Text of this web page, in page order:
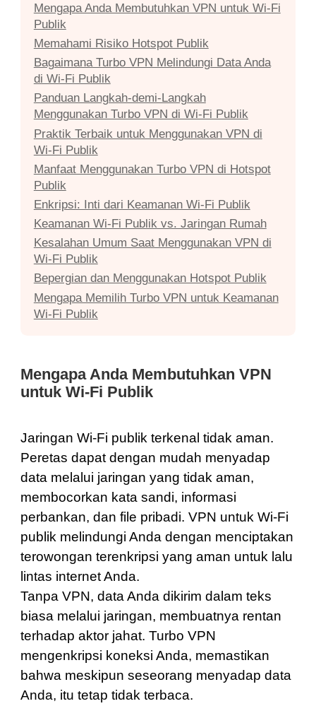
Mengapa Anda Membutuhkan VPN untuk Wi-Fi
Publik
Memahami Risiko Hotspot Publik
Bagaimana Turbo VPN Melindungi Data Anda
di Wi-Fi Publik
Panduan Langkah-demi-Langkah
Menggunakan Turbo VPN di Wi-Fi Publik
Praktik Terbaik untuk Menggunakan VPN di
Wi-Fi Publik
Manfaat Menggunakan Turbo VPN di Hotspot
Publik
Enkripsi: Inti dari Keamanan Wi-Fi Publik
Keamanan Wi-Fi Publik vs. Jaringan Rumah
Kesalahan Umum Saat Menggunakan VPN di
Wi-Fi Publik
Bepergian dan Menggunakan Hotspot Publik
Mengapa Memilih Turbo VPN untuk Keamanan
Wi-Fi Publik
Mengapa Anda Membutuhkan VPN
untuk Wi-Fi Publik
Jaringan Wi-Fi publik terkenal tidak aman.
Peretas dapat dengan mudah menyadap
data melalui jaringan yang tidak aman,
membocorkan kata sandi, informasi
perbankan, dan file pribadi. VPN untuk Wi-Fi
publik melindungi Anda dengan menciptakan
terowongan terenkripsi yang aman untuk lalu
lintas internet Anda.
Tanpa VPN, data Anda dikirim dalam teks
biasa melalui jaringan, membuatnya rentan
terhadap aktor jahat. Turbo VPN
mengenkripsi koneksi Anda, memastikan
bahwa meskipun seseorang menyadap data
Anda, itu tetap tidak terbaca.